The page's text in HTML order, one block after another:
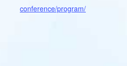
conference/program/